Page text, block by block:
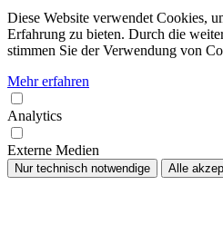
Diese Website verwendet Cookies,
Erfahrung zu bieten. Durch die
stimmen Sie der Verwendung von
Mehr erfahren
Analytics
Externe Medien
Nur technisch notwendige Alle